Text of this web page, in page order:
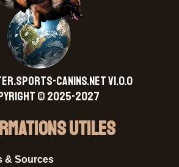
CANINS.NET V1.0.0
© 2025-2027
Utiles
& Sources